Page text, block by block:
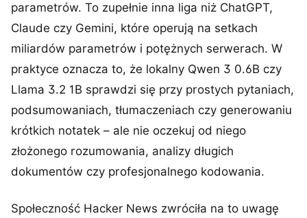
parametrów. To zupełnie inna liga niż ChatGPT,
Claude czy Gemini, które operują na setkach
miliardów parametrów i potężnych serwerach. W
praktyce oznacza to, że lokalny Qwen 3 0.6B czy
Llama 3.2 1B sprawdzi się przy prostych pytaniach,
podsumowaniach, tłumaczeniach czy generowaniu
krótkich notatek – ale nie oczekuj od niego
złożonego rozumowania, analizy długich
dokumentów czy profesjonalnego kodowania.
Społeczność Hacker News zwróciła na to uwagę